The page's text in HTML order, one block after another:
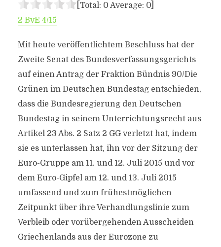
[Total: 0 Average: 0]
2 BvE 4/15
Mit heute veröffentlichtem Beschluss hat der
Zweite Senat des Bundesverfassungsgerichts
auf einen Antrag der Fraktion Bündnis 90/Die
Grünen im Deutschen Bundestag entschieden,
dass die Bundesregierung den Deutschen
Bundestag in seinem Unterrichtungsrecht aus
Artikel 23 Abs. 2 Satz 2 GG verletzt hat, indem
sie es unterlassen hat, ihn vor der Sitzung der
Euro-Gruppe am 11. und 12. Juli 2015 und vor
dem Euro-Gipfel am 12. und 13. Juli 2015
umfassend und zum frühestmöglichen
Zeitpunkt über ihre Verhandlungslinie zum
Verbleib oder vorübergehenden Ausscheiden
Griechenlands aus der Eurozone zu